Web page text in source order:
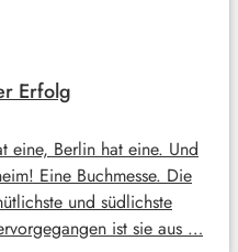
Erfolg
eine, Berlin hat eine. Und
Eine Buchmesse. Die
und südlichste
ist sie aus …